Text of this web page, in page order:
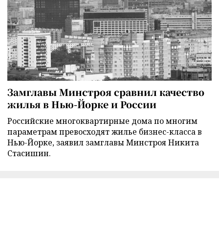
Замглавы Минстроя сравнил качество
жилья в Нью-Йорке и России
Российские многоквартирные дома по многим
параметрам превосходят жилье бизнес-класса в
Нью-Йорке, заявил замглавы Минстроя Никита
Стасишин.